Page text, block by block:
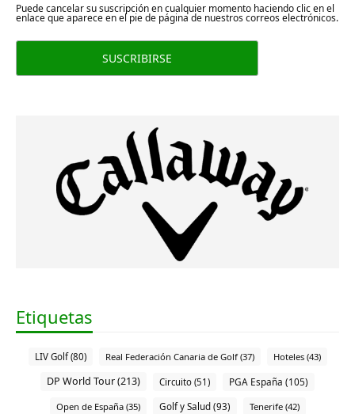
Puede cancelar su suscripción en cualquier momento haciendo clic en el
enlace que aparece en el pie de página de nuestros correos electrónicos.
Etiquetas
LIV Golf (80) Real Federación Canaria de Golf (37) Hoteles (43)
DP World Tour (213) Circuito (51) PGA España (105)
Open de España (35) Golf y Salud (93) Tenerife (42)